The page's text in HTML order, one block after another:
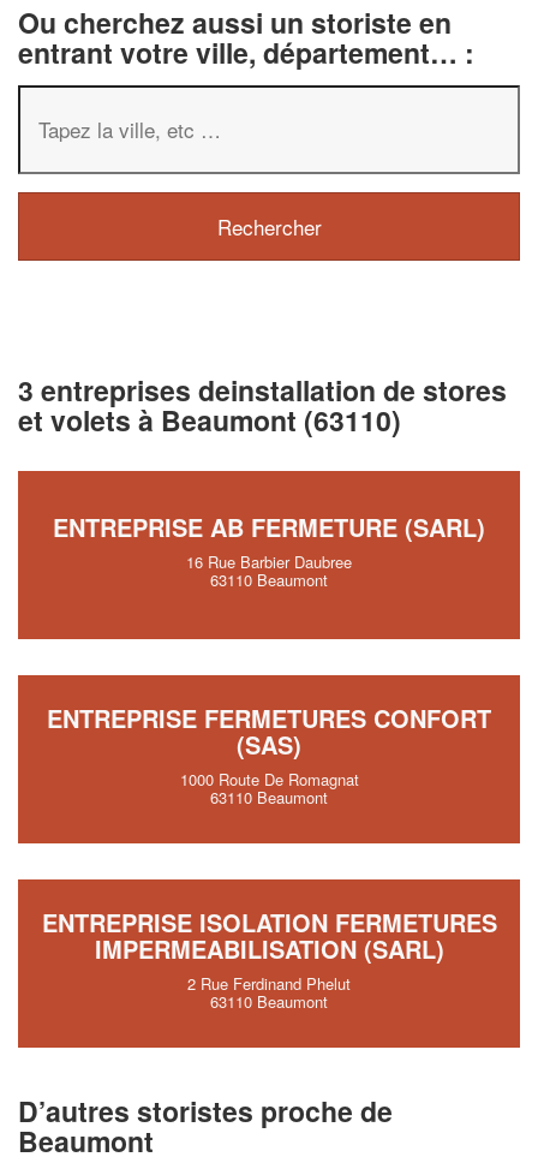
Ou cherchez aussi un storiste en
entrant votre ville, département… :
3 entreprises deinstallation de stores
et volets à Beaumont (63110)
ENTREPRISE AB FERMETURE (SARL)
16 Rue Barbier Daubree
63110 Beaumont
ENTREPRISE FERMETURES CONFORT
(SAS)
1000 Route De Romagnat
63110 Beaumont
ENTREPRISE ISOLATION FERMETURES
IMPERMEABILISATION (SARL)
2 Rue Ferdinand Phelut
63110 Beaumont
D’autres storistes proche de
Beaumont